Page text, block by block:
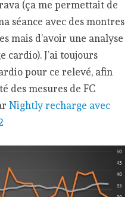
(ça me permettait de
séance avec des montres
mais d’avoir une analyse
cardio). J’ai toujours
pour ce relevé, afin
des mesures de FC
Nightly recharge avec